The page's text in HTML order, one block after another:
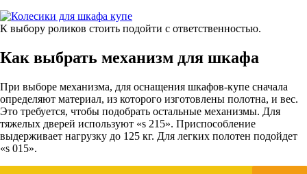
К выбору роликов стоить подойти с ответственностью.
Как выбрать механизм для шкафа
При выборе механизма, для оснащения шкафов-купе сначала
определяют материал, из которого изготовлены полотна, и вес.
Это требуется, чтобы подобрать остальные механизмы. Для
тяжелых дверей используют «s 215». Приспособление
выдерживает нагрузку до 125 кг. Для легких полотен подойдет
«s 015».